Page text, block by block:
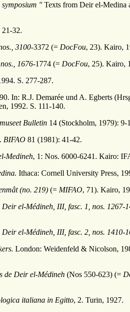
symposium " Texts from Deir el-Medina
32.
3100-3372 (= DocFou, 23). Kairo,
nos., 1676-1774 (= DocFou, 25). Kairo,
S. 277-287.
In: R.J. Demarée und A. Egberts
1992. S. 111-140.
Bulletin 14 (Stockholm, 1979): 9-
BIFAO 81 (1981): 41-42.
Medineh, 1: Nos. 6000-6241. Kairo:
Ithaca: Cornell University Press,
(no. 219) (= MIFAO, 71). Kairo,
el-Médineh, III, fasc. 1, nos. 1267-
el-Médineh, III, fasc. 2, nos. 1410-
London: Weidenfeld & Nicolson,
de Deir el-Médineh (Nos 550-623) (=
italiana in Egitto, 2. Turin, 1927.